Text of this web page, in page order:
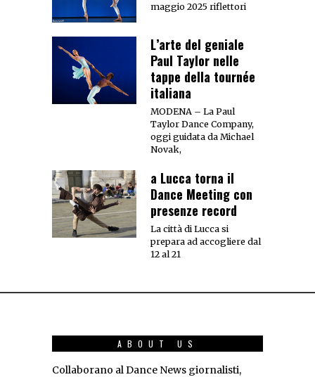
maggio 2025 riflettori
L’arte del geniale
Paul Taylor nelle
tappe della tournée
italiana
MODENA – La Paul
Taylor Dance Company,
oggi guidata da Michael
Novak,
a Lucca torna il
Dance Meeting con
presenze record
La città di Lucca si
prepara ad accogliere dal
12 al 21
ABOUT US
Collaborano al Dance News giornalisti,